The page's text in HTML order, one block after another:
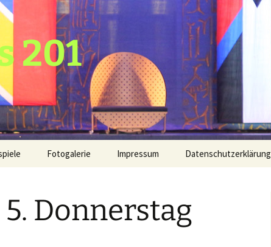
201
Fotogalerie
2019
Impressum Datenschutzerklärung
Donnerstag